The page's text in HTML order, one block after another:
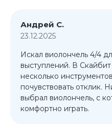
Андрей С.
23.12.2025
Искал виолончель 4/4
выступлений. В
несколько
почувствовать отклик.
выбрал виолончель, с
комфортно играть.